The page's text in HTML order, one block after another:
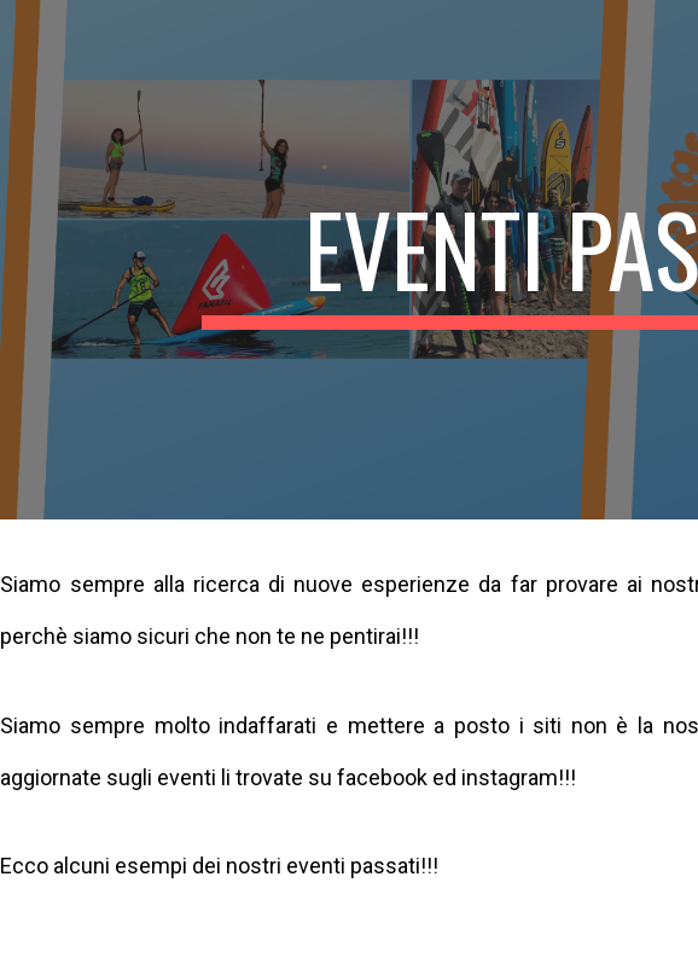
Skip to
EVENTI
Siamo sempre alla ricerca di nuove esperienze da far provare ai
perchè siamo sicuri che non te ne pentirai!!!
Siamo sempre molto indaffarati e mettere a posto i siti non è la
aggiornate sugli eventi li trovate su facebook ed instagram!!!
Ecco alcuni esempi dei nostri eventi passati!!!